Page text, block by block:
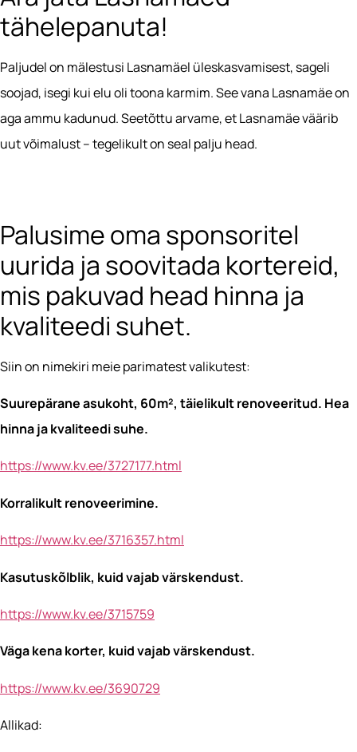
tähelepanuta!
Paljudel on mälestusi Lasnamäel üleskasvamisest, sageli
soojad, isegi kui elu oli toona karmim. See vana Lasnamäe on
aga ammu kadunud. Seetõttu arvame, et Lasnamäe väärib
uut võimalust – tegelikult on seal palju head.
Palusime oma sponsoritel
uurida ja soovitada kortereid,
mis pakuvad head hinna ja
kvaliteedi suhet.
Siin on nimekiri meie parimatest valikutest:
Suurepärane asukoht, 60m², täielikult renoveeritud. Hea
hinna ja kvaliteedi suhe.
https://www.kv.ee/3727177.html
Korralikult renoveerimine.
https://www.kv.ee/3716357.html
Kasutuskõlblik, kuid vajab värskendust.
https://www.kv.ee/3715759
Väga kena korter, kuid vajab värskendust.
https://www.kv.ee/3690729
Allikad: